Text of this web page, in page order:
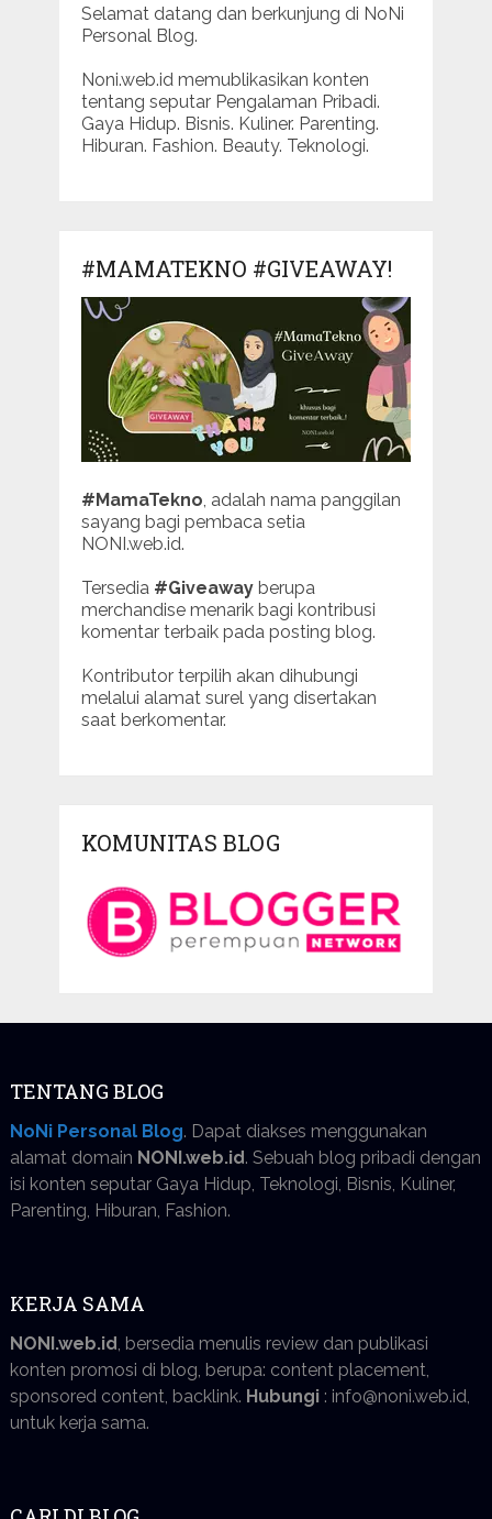
Selamat datang dan berkunjung di NoNi
Personal Blog.
Noni.web.id memublikasikan konten
tentang seputar Pengalaman Pribadi.
Gaya Hidup. Bisnis. Kuliner. Parenting.
Hiburan. Fashion. Beauty. Teknologi.
#MAMATEKNO #GIVEAWAY!
#MamaTekno, adalah nama panggilan
sayang bagi pembaca setia
NONI.web.id.
Tersedia #Giveawayberupa
merchandise menarik bagi kontribusi
komentar terbaik pada posting blog.
Kontributor terpilih akan dihubungi
melalui alamat surel yang disertakan
saat berkomentar.
KOMUNITAS BLOG
TENTANG BLOG
NoNi Personal Blog. Dapat diakses menggunakan
alamat domain NONI.web.id. Sebuah blog pribadi dengan
isi konten seputar Gaya Hidup, Teknologi, Bisnis, Kuliner,
Parenting, Hiburan, Fashion.
KERJA SAMA
NONI.web.id , bersedia menulis review dan publikasi
konten promosi di blog, berupa: content placement,
sponsored content, backlink. Hubungi: info@noni.web.id,
untuk kerja sama.